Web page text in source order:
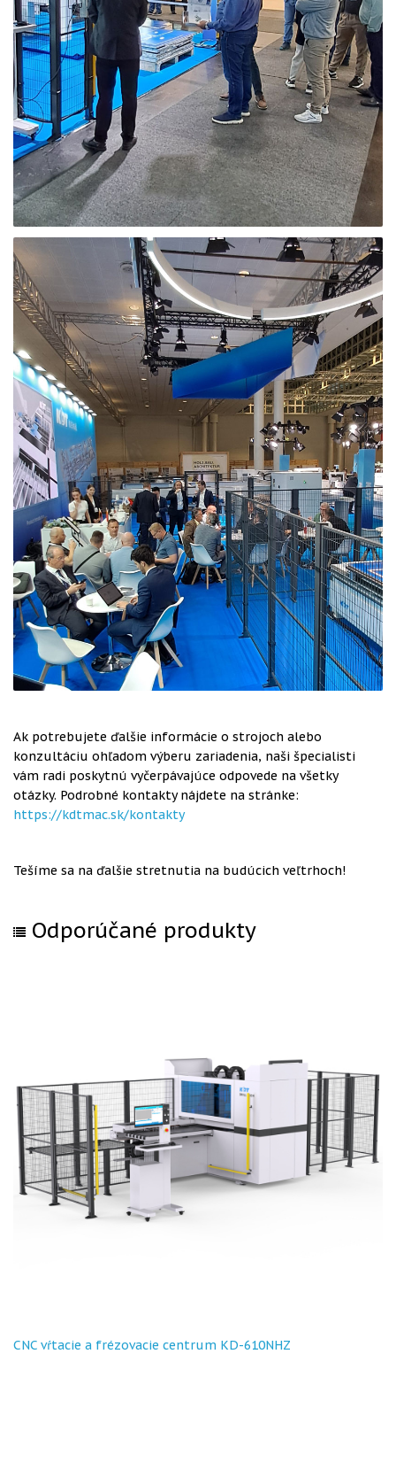
Ak potrebujete ďalšie informácie o strojoch alebo
konzultáciu ohľadom výberu zariadenia, naši špecialisti
vám radi poskytnú vyčerpávajúce odpovede na všetky
otázky. Podrobné kontakty nájdete na stránke:
https://kdtmac.sk/kontakty
Tešíme sa na ďalšie stretnutia na budúcich veľtrhoch!
Odporúčané produkty
CNC vŕtacie a frézovacie centrum KD-610NHZ